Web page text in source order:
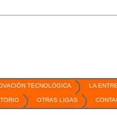
Forum / 2 de septiembre de
TECNOLÓGICA LA
OTRAS LIGAS